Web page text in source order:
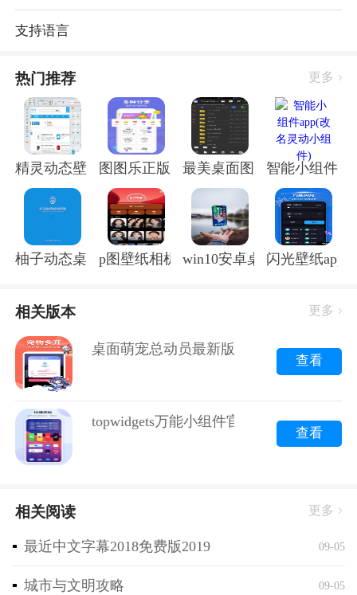
和技能，等你来发现和培养。
萌宠养成，乐趣无穷
在桌面萌宠总动员中，你可以通过喂食、洗澡、玩耍等
方式来照顾你的萌宠。每天签到，还能获得丰厚的奖
励，让你的萌宠茁壮成长。而且，随着等级的提升，你
习新技能等。
支持语言
热门推荐 更多
精灵动态壁纸软件(小精灵壁纸)
图图乐正版 最美桌面图标app智能小组件
柚子动态桌面appp图壁纸相机软件(改名p图秀秀)
win10安卓桌面app闪光壁纸app
相关版本 更多
桌面萌宠总动员最新版app
查看
topwidgets万能小组件官方版
查看
相关阅读 更多
最近中文字幕2018免费版2019 09-05
城市与文明攻略 09-05